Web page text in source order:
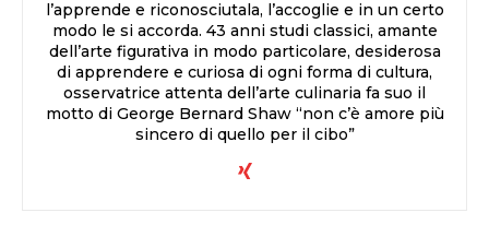
l’apprende e riconosciutala, l’accoglie e in un certo
modo le si accorda. 43 anni studi classici, amante
dell’arte figurativa in modo particolare, desiderosa
di apprendere e curiosa di ogni forma di cultura,
osservatrice attenta dell’arte culinaria fa suo il
motto di George Bernard Shaw “non c’è amore più
sincero di quello per il cibo”